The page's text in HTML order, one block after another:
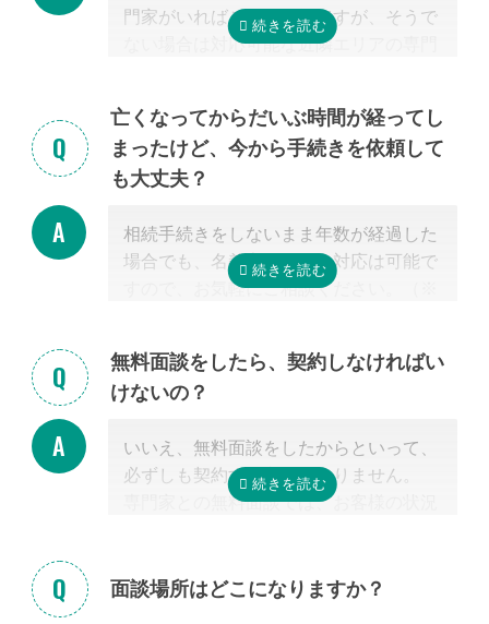
門家がいればご紹介可能ですが、そうで
ない場合は対応可能な近隣エリアの専門
は、自宅近くに事務所があるかではな
く、その士業が相続税に強いかどうかだ
からです。
の必修科目でないことから資格試験を取
る時に選択していない人にとっては専門
外となります。
も大切だと言えます。
なお自宅から離れた専門家をご紹介した
等まで出張費無料で訪問可能ですのでご
安心ください。
亡くなってからだいぶ時間が経ってし
まったけど、今から手続きを依頼して
も大丈夫？
相続手続きをしないまま年数が経過した
場合でも、名義変更などの対応は可能で
すので、お気軽にご相談ください。（※
無料面談をしたら、契約しなければい
けないの？
いいえ、無料面談をしたからといって、
必ずしも契約する必要はありません。
専門家との無料面談では、お客様の状況
提示させて頂きます。
面談場所はどこになりますか？